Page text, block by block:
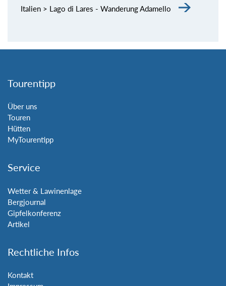
Italien > Lago di Lares - Wanderung Adamello
Tourentipp
Über uns
Touren
Hütten
MyTourentipp
Service
Wetter & Lawinenlage
Bergjournal
Gipfelkonferenz
Artikel
Rechtliche Infos
Kontakt